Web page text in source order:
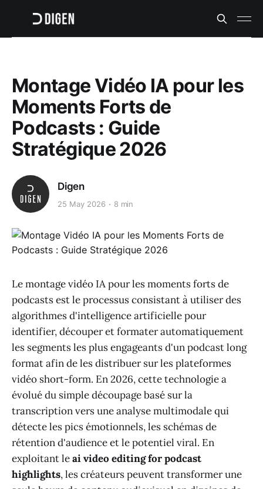
Montage Vidéo IA pour les
Moments Forts de
Podcasts : Guide
Stratégique 2026
Digen
25 May 2026 8 min
Le montage vidéo IA pour les moments forts de
podcasts est le processus consistant à utiliser des
algorithmes d'intelligence artificielle pour
identifier, découper et formater automatiquement
les segments les plus engageants d'un podcast long
format afin de les distribuer sur les plateformes
vidéo short-form. En 2026, cette technologie a
évolué du simple découpage basé sur la
transcription vers une analyse multimodale qui
détecte les pics émotionnels, les schémas de
rétention d'audience et le potentiel viral. En
exploitant leai video editing for podcast
highlights, les créateurs peuvent transformer une